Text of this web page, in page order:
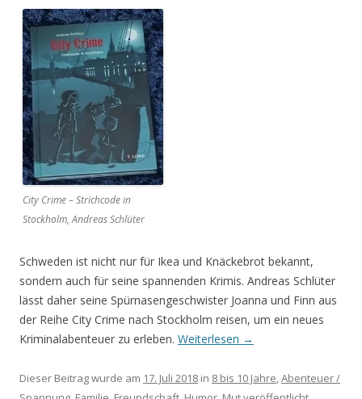
City Crime – Strichcode in
Stockholm, Andreas Schlüter
Schweden ist nicht nur für Ikea und Knäckebrot bekannt,
sondern auch für seine spannenden Krimis. Andreas Schlüter
lässt daher seine Spürnasengeschwister Joanna und Finn aus
der Reihe City Crime nach Stockholm reisen, um ein neues
Kriminalabenteuer zu erleben. Weiterlesen →
Dieser Beitrag wurde am 17. Juli 2018 in 8 bis 10 Jahre,Abenteuer /